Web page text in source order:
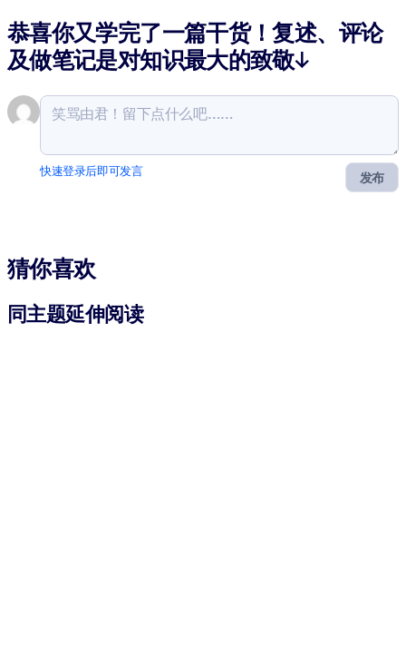
恭喜你又学完了一篇干货！复述、评论
及做笔记是对知识最大的致敬↓
发布
快速登录后即可发言
猜你喜欢
同主题延伸阅读